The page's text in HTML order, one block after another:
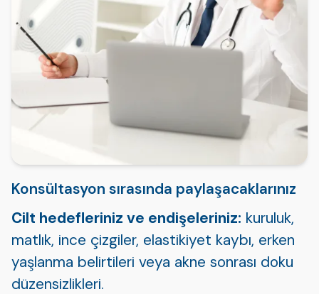
Konsültasyon sırasında paylaşacaklarınız
Cilt hedefleriniz ve endişeleriniz: kuruluk,
matlık, ince çizgiler, elastikiyet kaybı, erken
yaşlanma belirtileri veya akne sonrası doku
düzensizlikleri.